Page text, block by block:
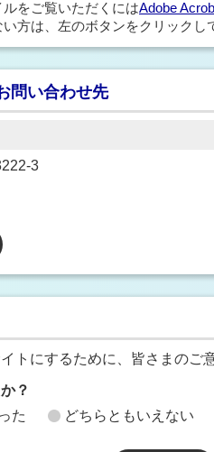
ルをご覧いただくにはAdobe
い方は、左のボタンをクリックし
問い合わせ先
3
トにするために、皆さまのご
？
た どちらともいえない